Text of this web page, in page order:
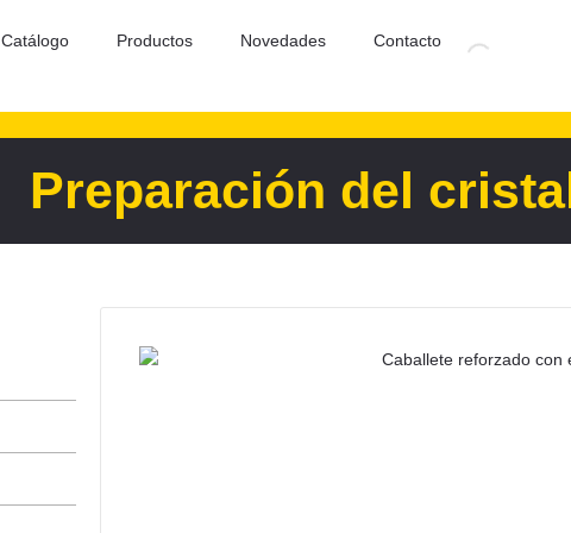
Catálogo Productos Novedades Contacto
Preparación del